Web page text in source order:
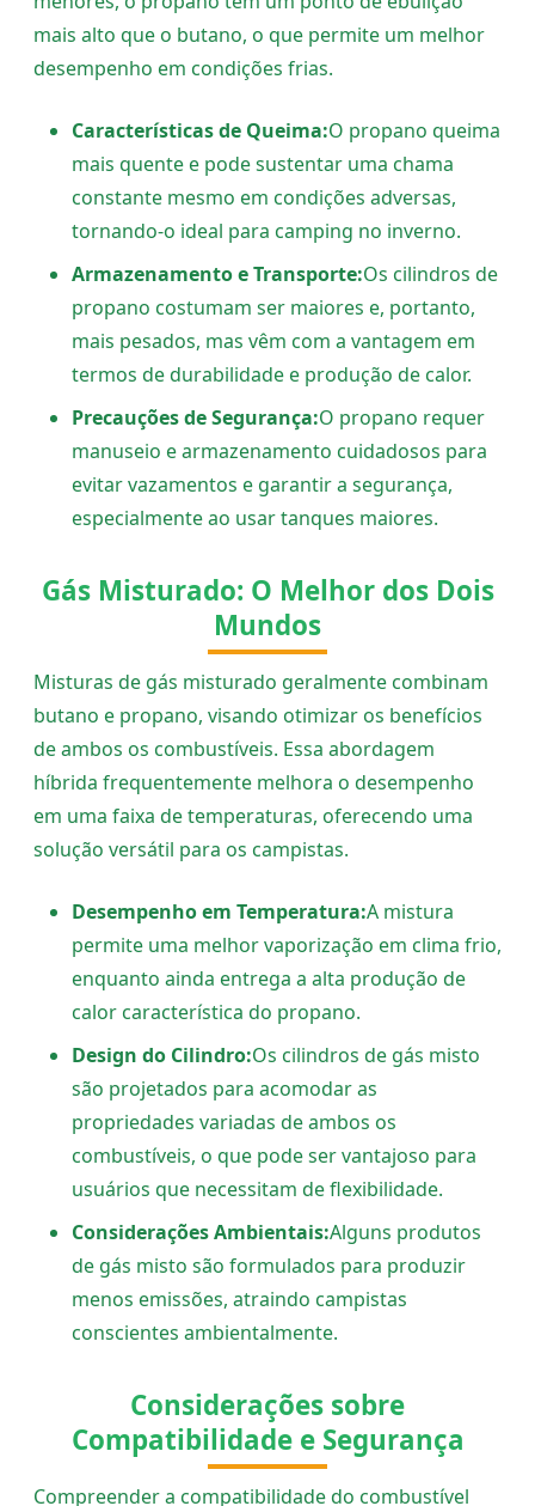
mais alto que o butano, o que permite um melhor
desempenho em condições frias.
Características de Queima:O propano queima
mais quente e pode sustentar uma chama
constante mesmo em condições adversas,
tornando-o ideal para camping no inverno.
Armazenamento e Transporte:Os cilindros de
propano costumam ser maiores e, portanto,
mais pesados, mas vêm com a vantagem em
termos de durabilidade e produção de calor.
Precauções de Segurança:O propano requer
manuseio e armazenamento cuidadosos para
evitar vazamentos e garantir a segurança,
especialmente ao usar tanques maiores.
Gás Misturado: O Melhor dos Dois
Mundos
Misturas de gás misturado geralmente combinam
butano e propano, visando otimizar os benefícios
de ambos os combustíveis. Essa abordagem
híbrida frequentemente melhora o desempenho
em uma faixa de temperaturas, oferecendo uma
solução versátil para os campistas.
Desempenho em Temperatura:A mistura
permite uma melhor vaporização em clima frio,
enquanto ainda entrega a alta produção de
calor característica do propano.
Design do Cilindro:Os cilindros de gás misto
são projetados para acomodar as
propriedades variadas de ambos os
combustíveis, o que pode ser vantajoso para
usuários que necessitam de flexibilidade.
Considerações Ambientais:Alguns produtos
de gás misto são formulados para produzir
menos emissões, atraindo campistas
conscientes ambientalmente.
Considerações sobre
Compatibilidade e Segurança
Compreender a compatibilidade do combustível